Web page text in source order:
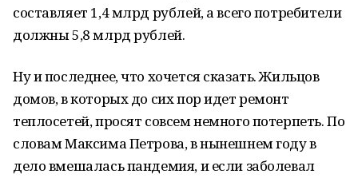
составляет 1,4 млрд рублей, а всего потребители
должны 5,8 млрд рублей.
Ну и последнее, что хочется сказать. Жильцов
домов, в которых до сих пор идет ремонт
теплосетей, просят совсем немного потерпеть. По
словам Максима Петрова, в нынешнем году в
дело вмешалась пандемия, и если заболевал